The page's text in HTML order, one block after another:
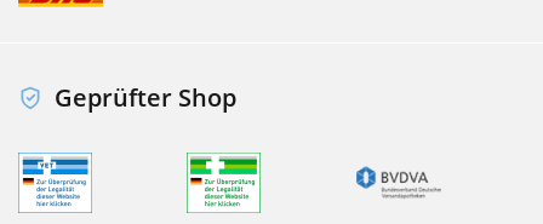
Geprüfter Shop